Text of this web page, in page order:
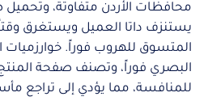
محافظات الأردن متفاوتة،
يستنزف داتا العميل ويستغرق
المتسوق للهروب فوراً. خوارزميات
البصري فوراً، وتصنف صفحة
للمنافسة، مما يؤدي إلى تراجع